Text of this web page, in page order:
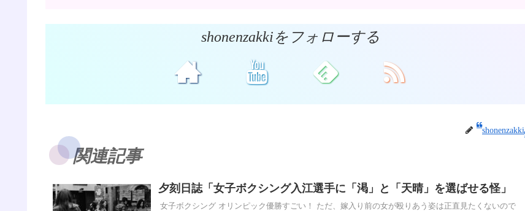
shonenzakkiをフォローする
shonenzakki
関連記事
夕刻日誌「女子ボクシング入江選手に「渇」と「天晴」を選ばせる怪」
女子ボクシング オリンピック優勝すごい！ ただ、嫁入り前の女が殴りあう姿は正直見たくないので